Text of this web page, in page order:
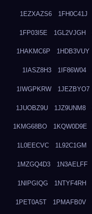
1EZXAZS6 1FH0C41J
1FP03I5E 1GL2VJGH
1HAKMC6P 1HDB3VUY
1IASZ8H3 1IF86W04
1IWGPKRW 1JEZBYO7
1JUOBZ9U 1JZ9UNM8
1KMG68BO 1KQW0D9E
1L0EECVC 1L92C1GM
1MZGQ4D3 1N3AELFF
1NIPGIQG 1NTYF4RH
1PET0A5T 1PMAFB0V